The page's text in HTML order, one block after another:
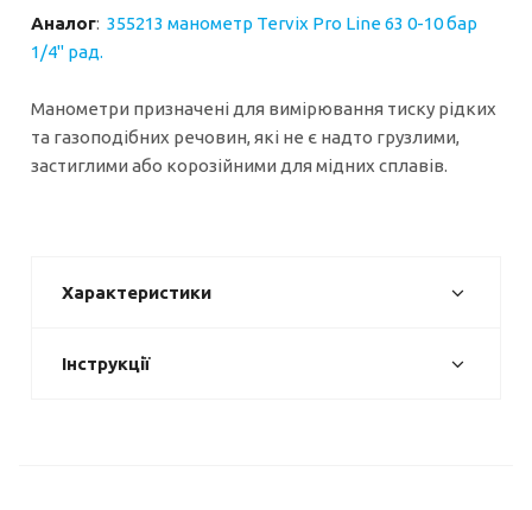
Аналог: 355213 манометр Tervix Pro Line 63 0-10 бар
1/4" рад.
Манометри призначені для вимірювання тиску рідких
та газоподібних речовин, які не є надто грузлими,
застиглими або корозійними для мідних сплавів.
Характеристики
Інструкції